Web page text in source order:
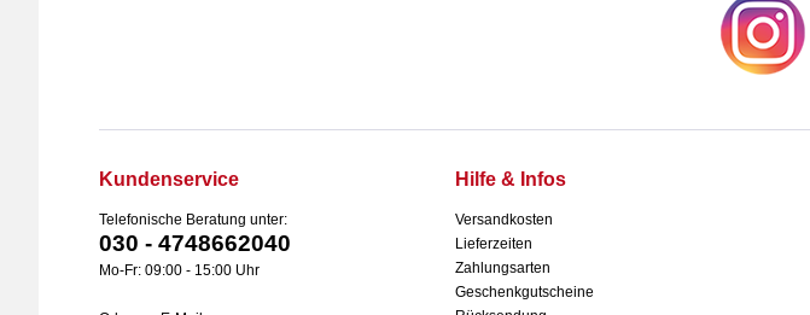
Kundenservice
Telefonische Beratung unter:
030 - 4748662040
Mo-Fr: 09:00 - 15:00 Uhr
Hilfe & Infos
Versandkosten
Lieferzeiten
Zahlungsarten
Geschenkgutscheine